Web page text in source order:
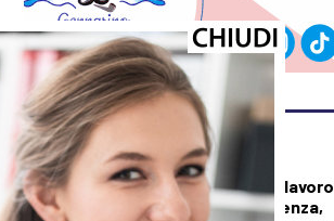
ULTIMI ARTICOLI
CRONACA
Operaio morto sul lavoro
in un’azienda di Avenza,